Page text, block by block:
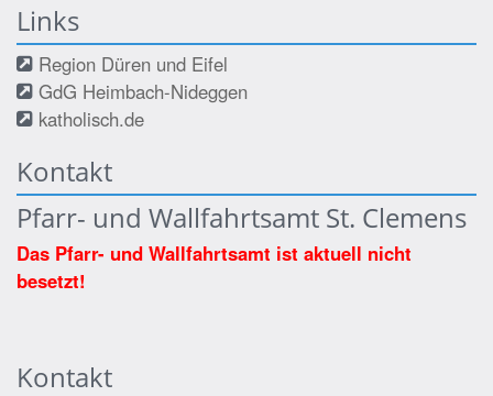
Links
Region Düren und Eifel
GdG Heimbach-Nideggen
katholisch.de
Kontakt
Pfarr- und Wallfahrtsamt St. Clemens
Das Pfarr- und Wallfahrtsamt ist aktuell nicht
besetzt!
Kontakt